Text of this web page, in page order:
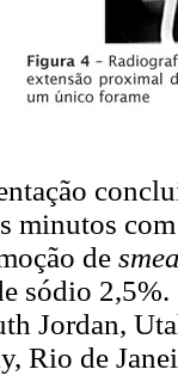
minutos
de
sódio
Jordan,
Rio de